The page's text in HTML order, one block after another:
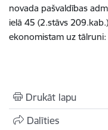
novada pašvaldības
ielā 45 (2.stāvs
ekonomistam uz
Drukāt lapu
Dalīties